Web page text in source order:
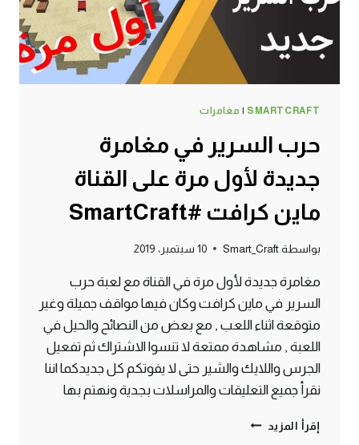
ماين
#SMARTCRAFT
SMARTCRAFT
| مغامرات
حرب السرير في مغامرة
جديدة لأول مرة على القناة
ماين كرافت #SmartCraft
بواسطة Smart_Craft 10 سبتمبر، 2019
مغامرة جديدة لأول مرة في القناة مع لعبة حرب
السرير في ماين كرافت وكان فيها مواقف جميلة وغير
متوقعة اثناء اللعب , مع بعض من النصائح والحيل في
اللعبة , مشاهدة ممتعة لا تنسوا الاشتراك ثم تفعيل
الجرس واللايك والشير حتى لا يفوتكم كل جديدكما اننا
نقرأ جميع التعليقات والمراسلات بجدية ونهتم بها
إقرأ المزيد حرب